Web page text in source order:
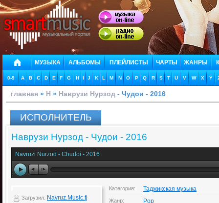
МУЗЫКА АЛЬБОМЫ ПЛЕЙЛИСТЫ ЧАРТЫ ЖАНРЫ
0-9 A B C D E F G H I J K L M N O P Q R S T U V W X Y
главная » Н » Наврузи Нурзод - Чудои - 2016
ИСПОЛНИТЕЛЬ
Наврузи Нурзод - Чудои - 2016
Navruzi Nurzod - Chudoi - 2016
Загрузил: Navruz.Music.tj
Категория: Таджикская музыка
Жанр: Pop